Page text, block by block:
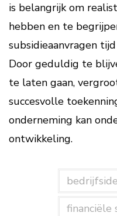
is belangrijk om
hebben en te
subsidieaanvragen
Door geduldig te
te laten gaan,
succesvolle
onderneming kan
ontwikkeling.
financiële